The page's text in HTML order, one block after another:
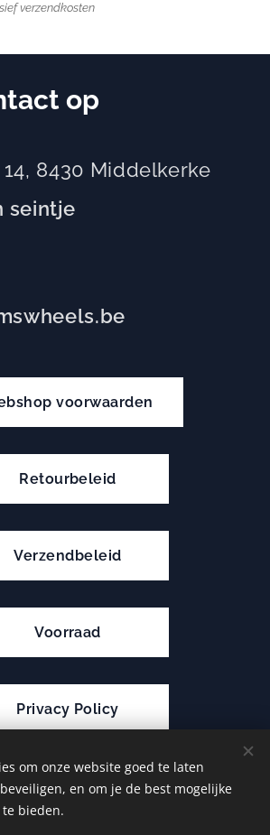
verzendkosten
op
8430 Middelkerke
seintje
voorwaarden
Retourbeleid
Verzendbeleid
Voorraad
Privacy Policy
Cookies
om onze website goed te laten
en om je de best mogelijke
bieden.